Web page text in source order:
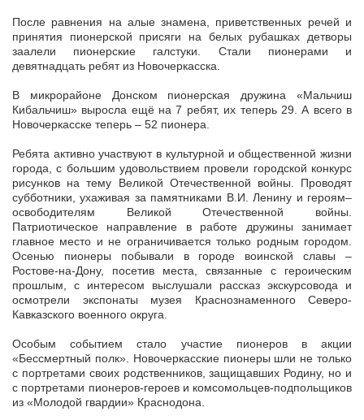
После равнения на алые знамена, приветственных речей и
принятия пионерской присяги на белых рубашках детворы
заалели пионерские галстуки. Стали пионерами и
девятнадцать ребят из Новочеркасска.
В микрорайоне Донском пионерская дружина «Мальчиш
Кибальчиш» выросла ещё на 7 ребят, их теперь 29. А всего в
Новочеркасске теперь – 52 пионера.
Ребята активно участвуют в культурной и общественной жизни
города, с большим удовольствием провели городской конкурс
рисунков на тему Великой Отечественной войны. Проводят
субботники, ухаживая за памятниками В.И. Ленину и героям–
освободителям Великой Отечественной войны.
Патриотическое направление в работе дружины занимает
главное место и не ограничивается только родным городом.
Осенью пионеры побывали в городе воинской славы –
Ростове-на-Дону, посетив места, связанные с героическим
прошлым, с интересом выслушали рассказ экскурсовода и
осмотрели экспонаты музея Краснознаменного Северо-
Кавказского военного округа.
Особым событием стало участие пионеров в акции
«Бессмертный полк». Новочеркасские пионеры шли не только
с портретами своих родственников, защищавших Родину, но и
с портретами пионеров-героев и комсомольцев-подпольщиков
из «Молодой гвардии» Краснодона.